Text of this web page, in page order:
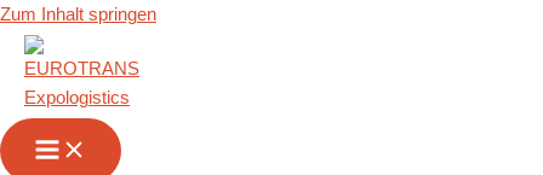
Zum Inhalt springen